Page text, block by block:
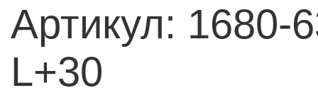
Артикул: 1680-
L+30